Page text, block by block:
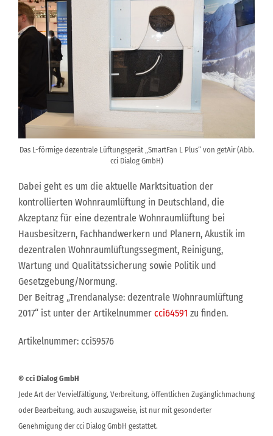
Das L-förmige dezentrale Lüftungsgerät „SmartFan L Plus“ von getAir (Abb.
cci Dialog GmbH)
Dabei geht es um die aktuelle Marktsituation der
kontrollierten Wohnraumlüftung in Deutschland, die
Akzeptanz für eine dezentrale Wohnraumlüftung bei
Hausbesitzern, Fachhandwerkern und Planern, Akustik im
dezentralen Wohnraumlüftungssegment, Reinigung,
Wartung und Qualitätssicherung sowie Politik und
Gesetzgebung/Normung.
Der Beitrag „Trendanalyse: dezentrale Wohnraumlüftung
2017“ ist unter der Artikelnummer cci64591 zu finden.
Artikelnummer: cci59576
© cci Dialog GmbH
Jede Art der Vervielfältigung, Verbreitung, öffentlichen Zugänglichmachung
oder Bearbeitung, auch auszugsweise, ist nur mit gesonderter
Genehmigung der cci Dialog GmbH gestattet.